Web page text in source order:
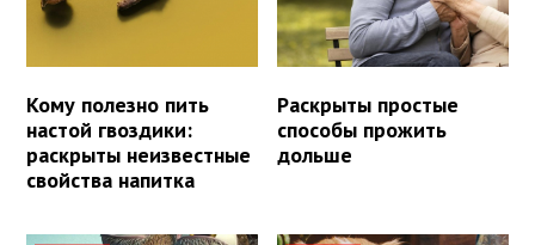
Кому полезно пить
настой гвоздики:
раскрыты неизвестные
свойства напитка
Раскрыты простые
способы прожить
дольше